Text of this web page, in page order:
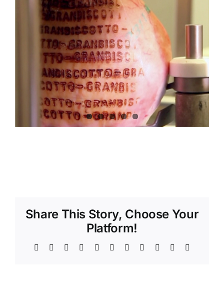
Share This Story, Choose Your
Platform!
Facebook Reddit LinkedInWhatsAppTelegram
TumblrPinterest Xing